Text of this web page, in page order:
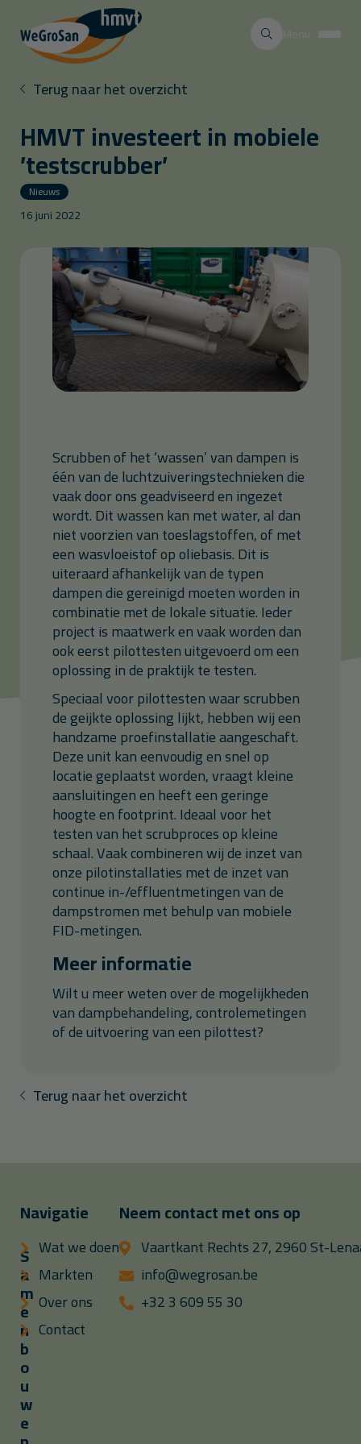
Menu
Terug naar het overzicht
HMVT investeert in mobiele
’testscrubber’
Nieuws
16 juni 2022
Scrubben of het ‘wassen’ van dampen is
één van de luchtzuiveringstechnieken die
vaak door ons geadviseerd en ingezet
wordt. Dit wassen kan met water, al dan
niet voorzien van toeslagstoffen, of met
een wasvloeistof op oliebasis. Dit is
uiteraard afhankelijk van de typen
dampen die gereinigd moeten worden in
combinatie met de lokale situatie. Ieder
project is maatwerk en vaak worden dan
ook eerst pilottesten uitgevoerd om een
oplossing in de praktijk te testen.
Speciaal voor pilottesten waar scrubben
de geijkte oplossing lijkt, hebben wij een
handzame proefinstallatie aangeschaft.
Deze unit kan eenvoudig en snel op
locatie geplaatst worden, vraagt kleine
aansluitingen en heeft een geringe
hoogte en footprint. Ideaal voor het
testen van het scrubproces op kleine
schaal. Vaak combineren wij de inzet van
onze pilotinstallaties met de inzet van
continue in-/effluentmetingen van de
dampstromen met behulp van mobiele
FID-metingen.
Meer informatie
Wilt u meer weten over de mogelijkheden
van dampbehandeling, controlemetingen
of de uitvoering van een pilottest?
Terug naar het overzicht
S
a
m
e
n
b
o
u
w
e
Navigatie
Wat we doen
Markten
Over ons
Contact
Neem contact met ons op
Vaartkant Rechts 27, 2960 St-
info@wegrosan.be
+32 3 609 55 30